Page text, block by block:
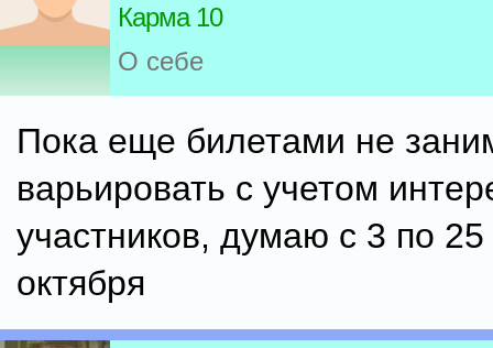
Карма 10
О себе
Пока еще билетами не
варьировать с учетом
участников, думаю с 3 по
октября